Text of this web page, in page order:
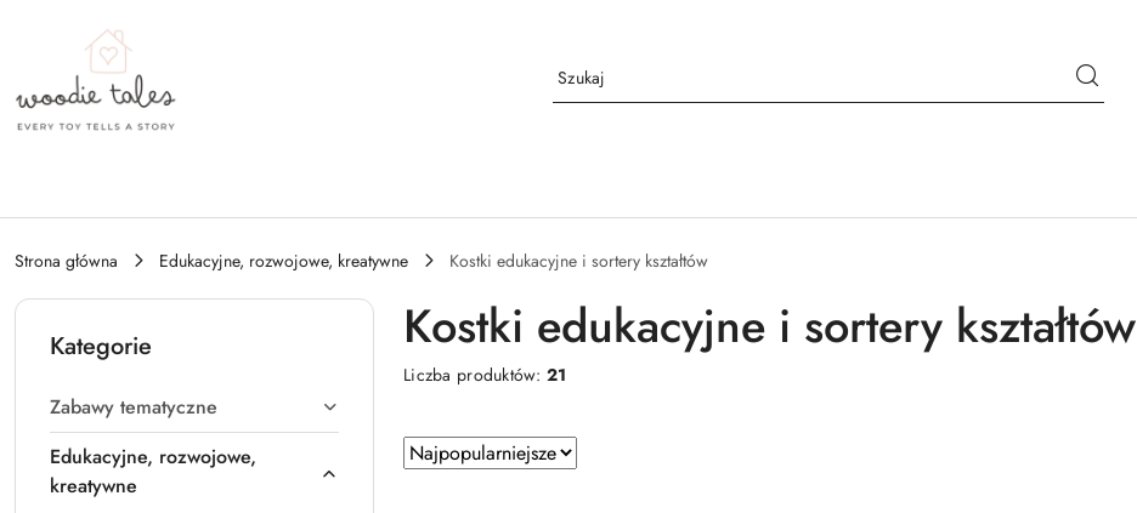
Przejdź do treści głównej
Przejdź do wyszukiwarki
Przejdź do moje konto
Przejdź do menu głównego
Przejdź do stopki
Strona główna Edukacyjne, rozwojowe, kreatywne Kostki edukacyjne i sortery kształtów
Kategorie
Zabawy tematyczne
Edukacyjne, rozwojowe,
kreatywne
Kostki edukacyjne i sortery kształtów
Liczba produktów:21
Zastosowano
sortowanie:
Sortuj
według